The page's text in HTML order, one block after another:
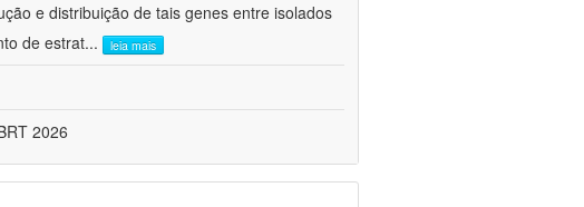
e distribuição de tais genes entre isolados
de estrat... leia mais
2026